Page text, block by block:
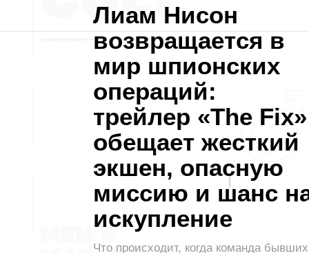
Лиам Нисон
возвращается в
мир шпионских
операций:
трейлер «The Fix»
обещает жесткий
экшен, опасную
миссию и шанс
искупление
Что происходит, когда команда бывших